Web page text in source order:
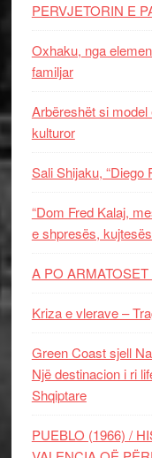
PERVJETORIN E
Oxhaku, nga
familjar
Arbëreshët si
kulturor
Sali Shijaku, “Diego
“Dom Fred Kalaj,
e shpresës,
A PO
Kriza e vlerave –
Green Coast sjell
Një destinacion i ri
Shqiptare
PUEBLO (1966) /